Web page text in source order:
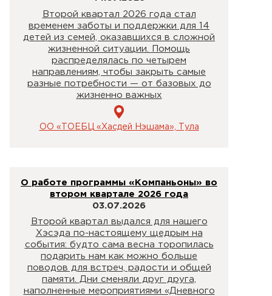
Второй квартал 2026 года стал
временем заботы и поддержки для 14
детей из семей, оказавшихся в сложной
жизненной ситуации. Помощь
распределялась по четырем
направлениям, чтобы закрыть самые
разные потребности — от базовых до
жизненно важных
ОО «ТОЕБЦ «Хасдей Нэшама», Тула
О работе программы «Компаньоны» во
втором квартале 2026 года
03.07.2026
Второй квартал выдался для нашего
Хэсэда по-настоящему щедрым на
события: будто сама весна торопилась
подарить нам как можно больше
поводов для встреч, радости и общей
памяти. Дни сменяли друг друга,
наполненные мероприятиями «Дневного